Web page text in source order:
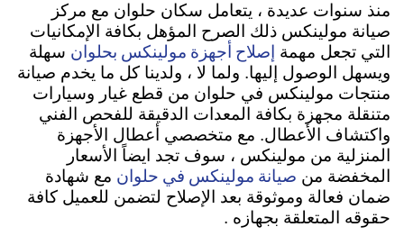
منذ سنوات عديدة ، يتعامل سكان حلوان مع مركز
صيانة مولينكس ذلك الصرح المؤهل بكافة الإمكانيات
التي تجعل مهمة إصلاح أجهزة مولينكس بحلوان سهلة
ويسهل الوصول إليها. ولما لا ، ولدينا كل ما يخدم صيانة
منتجات مولينكس في حلوان من قطع غيار وسيارات
متنقلة مجهزة بكافة المعدات الدقيقة للفحص الفني
واكتشاف الأعطال. مع متخصصي أعطال الأجهزة
المنزلية من مولينكس ، سوف تجد ايضاً الأسعار
المخفضة من صيانة مولينكس في حلوان مع شهادة
ضمان فعالة وموثوقة بعد الإصلاح لتضمن للعميل كافة
حقوقه المتعلقة بجهازه .